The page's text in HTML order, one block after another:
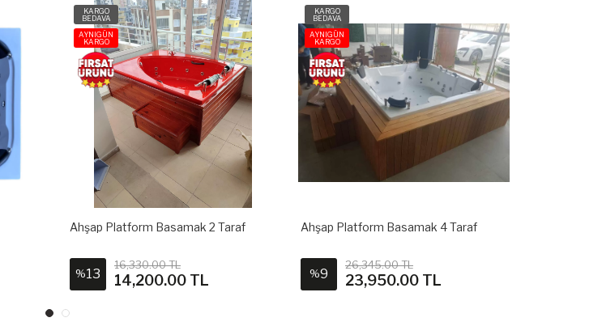
KARGO
BEDAVA
AYNIGÜN
KARGO
Ahşap Platform Basamak 2 Taraf
%13
16,330.00 TL
14,200.00 TL
KARGO
BEDAVA
AYNIGÜN
KARGO
Ahşap Platform Basamak 4 Taraf
%9
26,345.00 TL
23,950.00 TL